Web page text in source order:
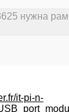
нужна
it-pi-n-